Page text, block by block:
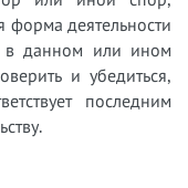
форма деятельности
в данном или ином
и убедиться,
последним